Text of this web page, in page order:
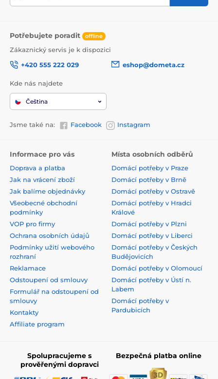
Potřebujete poradit offline
Zákaznický servis je k dispozici
+420 555 222 029
eshop@dometa.cz
Kde nás najdete
Čeština
Jsme také na: Facebook Instagram
Informace pro vás
Doprava a platba
Jak na vrácení zboží
Jak balíme objednávky
Všeobecné obchodní
podmínky
VOP pro firmy
Ochrana osobních údajů
Podmínky užití webového
rozhraní
Reklamace
Odstoupení od smlouvy
Formulář na odstoupení od
smlouvy
Kontakty
Affiliate program
Místa osobních odběrů
Domácí potřeby v Praze
Domácí potřeby v Brně
Domácí potřeby v Ostravě
Domácí potřeby v Hradci
Králové
Domácí potřeby v Plzni
Domácí potřeby v Liberci
Domácí potřeby v Českých
Budějovicích
Domácí potřeby v Olomoucí
Domácí potřeby v Ústí n.
Labem
Domácí potřeby v
Pardubicích
Spolupracujeme s
prověřenými dopravci
Bezpečná platba online